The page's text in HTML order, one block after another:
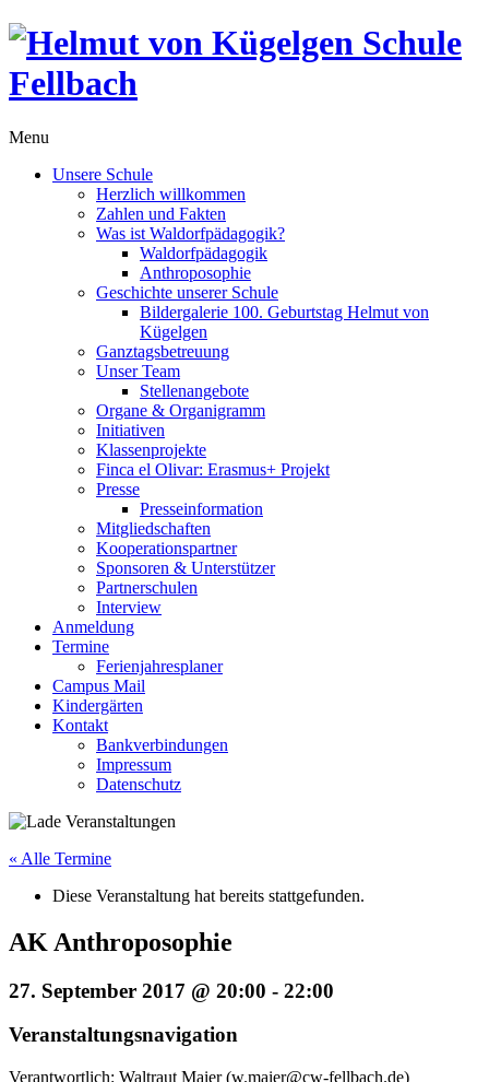
Menu
Unsere Schule
Herzlich willkommen
Zahlen und Fakten
Was ist Waldorfpädagogik?
Waldorfpädagogik
Anthroposophie
Geschichte unserer Schule
Bildergalerie 100. Geburtstag Helmut von
Kügelgen
Ganztagsbetreuung
Unser Team
Stellenangebote
Organe & Organigramm
Initiativen
Klassenprojekte
Finca el Olivar: Erasmus+ Projekt
Presse
Presseinformation
Mitgliedschaften
Kooperationspartner
Sponsoren & Unterstützer
Partnerschulen
Interview
Anmeldung
Termine
Ferienjahresplaner
Campus Mail
Kindergärten
Kontakt
Bankverbindungen
Impressum
Datenschutz
« Alle Termine
Diese Veranstaltung hat bereits stattgefunden.
AK Anthroposophie
27. September 2017 @ 20:00 - 22:00
Veranstaltungsnavigation
Verantwortlich: Waltraut Maier (w.maier@cw-fellbach.de)